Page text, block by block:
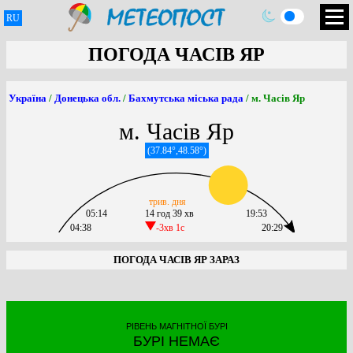
RU
ПОГОДА ЧАСІВ ЯР
Україна / Донецька обл. / Бахмутська міська рада / м. Часів Яр
м. Часів Яр
(37.84°,48.58°)
04:38
05:14
14 год 39 хв
-3хв 1c
трив. дня
20:29
19:53
ПОГОДА ЧАСІВ ЯР ЗАРАЗ
РІВЕНЬ МАГНІТНОЇ БУРІ
БУРІ НЕМАЄ